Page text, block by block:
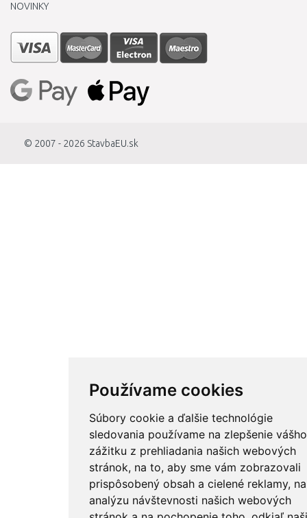
Používame cookies
Súbory cookie a ďalšie technológie
sledovania používame na zlepšenie vášho
zážitku z prehliadania našich webových
stránok, na to, aby sme vám zobrazovali
prispôsobený obsah a cielené reklamy, na
analýzu návštevnosti našich webových
NOVINKY
© 2007 - 2026 StavbaEU.sk